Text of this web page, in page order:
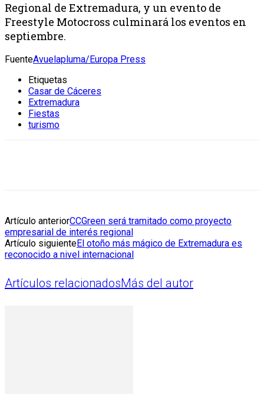
Regional de Extremadura, y un evento de
Freestyle Motocross culminará los eventos en
septiembre.
FuenteAvuelapluma/Europa Press
Etiquetas
Casar de Cáceres
Extremadura
Fiestas
turismo
Artículo anteriorCCGreen será tramitado como proyecto
empresarial de interés regional
Artículo siguienteEl otoño más mágico de Extremadura es
reconocido a nivel internacional
Artículos relacionadosMás del autor